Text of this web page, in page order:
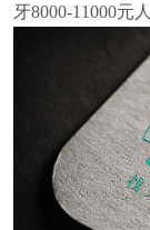
牙8000-11000元